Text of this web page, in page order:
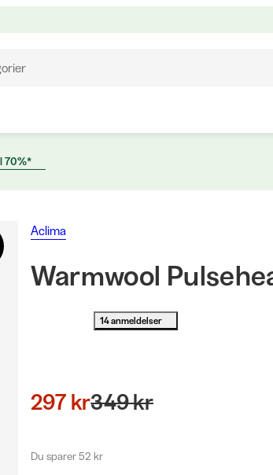
70%*
Aclima
Warmwool
14 anmeldelser
297 kr349 kr
Du sparer 52 kr